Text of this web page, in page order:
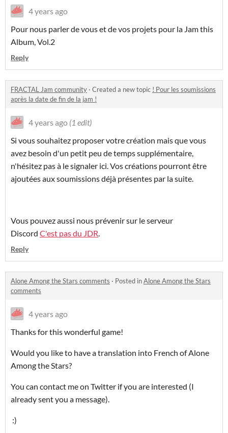
4 years ago
Pour nous parler de vous et de vos projets pour la Jam this
Album, Vol.2
Reply
FRACTAL Jam community · Created a new topic ! Pour les soumissions
après la date de fin de la jam !
4 years ago (1 edit)
Si vous souhaitez proposer votre création mais que vous
avez besoin d'un petit peu de temps supplémentaire,
n'hésitez pas à le signaler ici. Vos créations pourront être
ajoutées aux soumissions déjà présentes par la suite.
Vous pouvez aussi nous prévenir sur le serveur
Discord C'est pas du JDR.
Reply
Alone Among the Stars comments · Posted inAlone Among the Stars
comments
4 years ago
Thanks for this wonderful game!
Would you like to have a translation into French of Alone
Among the Stars?
You can contact me on Twitter if you are interested (I
already sent you a message).
:)